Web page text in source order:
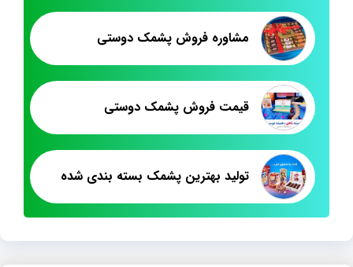
مشاوره فروش پشمک دوستی
قیمت فروش پشمک دوستی
تولید بهترین پشمک بسته بندی شده